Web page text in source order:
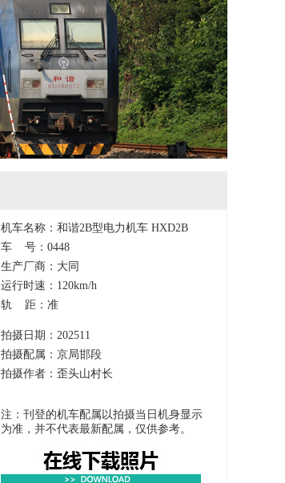
机车名称：和谐2B型电力机车 HXD2B
车 号：0448
生产厂商：大同
运行时速：120km/h
轨 距：准
拍摄日期：202511
拍摄配属：京局邯段
拍摄作者：歪头山村长
注：刊登的机车配属以拍摄当日机身显示
为准，并不代表最新配属，仅供参考。